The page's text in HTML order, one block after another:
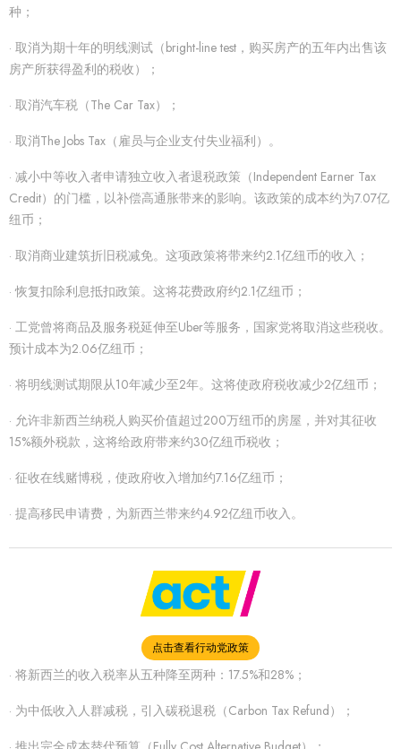
种；
· 取消为期十年的明线测试（bright-line test，购买房产的五年内出售该
房产所获得盈利的税收）；
· 取消汽车税（The Car Tax）；
· 取消The Jobs Tax（雇员与企业支付失业福利）。
· 减小中等收入者申请独立收入者退税政策（Independent Earner Tax
Credit）的门槛，以补偿高通胀带来的影响。该政策的成本约为7.07亿
纽币；
· 取消商业建筑折旧税减免。这项政策将带来约2.1亿纽币的收入；
· 恢复扣除利息抵扣政策。这将花费政府约2.1亿纽币；
· 工党曾将商品及服务税延伸至Uber等服务，国家党将取消这些税收。
预计成本为2.06亿纽币；
· 将明线测试期限从10年减少至2年。这将使政府税收减少2亿纽币；
· 允许非新西兰纳税人购买价值超过200万纽币的房屋，并对其征收
15%额外税款，这将给政府带来约30亿纽币税收；
· 征收在线赌博税，使政府收入增加约7.16亿纽币；
· 提高移民申请费，为新西兰带来约4.92亿纽币收入。
点击查看行动党政策
· 将新西兰的收入税率从五种降至两种：17.5%和28%；
· 为中低收入人群减税，引入碳税退税（Carbon Tax Refund）；